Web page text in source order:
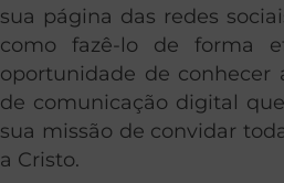
sua página das redes
como fazê-lo de forma
oportunidade de conhecer
de comunicação digital
sua missão de convidar
a Cristo.